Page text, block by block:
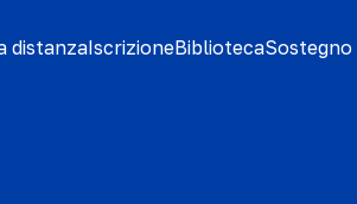
distanzaIscrizioneBiblioteca